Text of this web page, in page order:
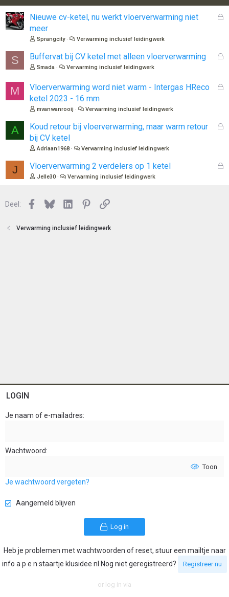
G
o
Nieuwe cv-ketel, nu werkt vloerverwarming niet
meer
Sprangcity Verwarming inclusief leidingwerk
S
G
Buffervat bij CV ketel met alleen vloerverwarming
Smada Verwarming inclusief leidingwerk
M
G
o
Vloerverwarming word niet warm - Intergas HReco
ketel 2023 - 16 mm
mvanwanrooij Verwarming inclusief leidingwerk
A
G
o
Koud retour bij vloerverwarming, maar warm retour
bij CV ketel
Adriaan1968 Verwarming inclusief leidingwerk
J
G
Vloerverwarming 2 verdelers op 1 ketel
Jelle30 Verwarming inclusief leidingwerk
Deel: Facebook
BlueskyLinkedInPinterest
Link
Verwarming inclusief leidingwerk
LOGIN
Je naam of e-mailadres
Wachtwoord
Toon
Je wachtwoord vergeten?
Aangemeld blijven
Log in
Heb je problemen met wachtwoorden of reset, stuur een mailtje naar
info a p e n staartje klusidee nl Nog niet geregistreerd?
Registreer nu
or log in via